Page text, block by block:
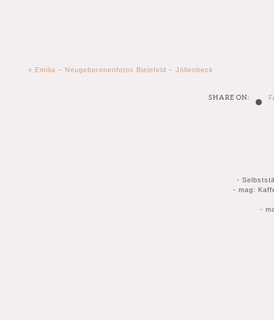
« Emilia – Neugeborenenfotos Bielefeld – Jöllenbeck
SHARE ON: •
-
- mag:
-